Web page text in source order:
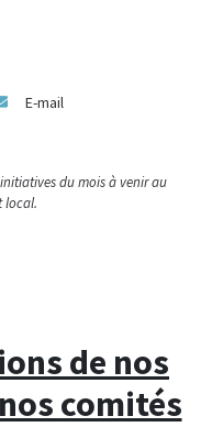
E-mail
du mois à venir au
local.
de nos
comités